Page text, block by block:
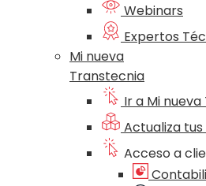
Webinars
Expertos
Mi nueva
Transtecnia
Ir a Mi
Actualiza
Acceso a